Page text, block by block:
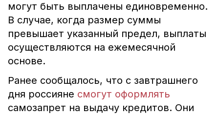
могут быть выплачены единовременно.
В случае, когда размер суммы
превышает указанный предел, выплаты
осуществляются на ежемесячной
основе.
Ранее сообщалось, что с завтрашнего
дня россияне смогут оформлять
самозапрет на выдачу кредитов. Они